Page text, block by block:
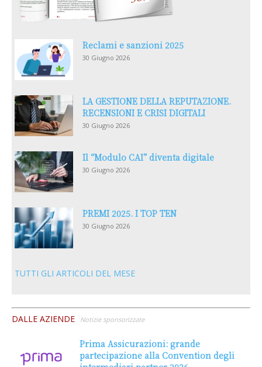
Reclami e sanzioni 2025
30 Giugno 2026
LA GESTIONE DELLA REPUTAZIONE.
RECENSIONI E CRISI DIGITALI
30 Giugno 2026
Il “Modulo CAI” diventa digitale
30 Giugno 2026
PREMI 2025. I TOP TEN
30 Giugno 2026
TUTTI GLI ARTICOLI DEL MESE
DALLE AZIENDE Notizie sponsorizzate
Prima Assicurazioni: grande
partecipazione alla Convention degli